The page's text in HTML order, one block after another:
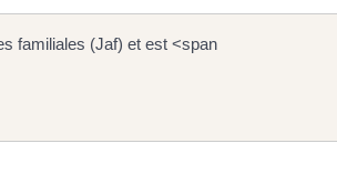
familiales (Jaf) et est <span